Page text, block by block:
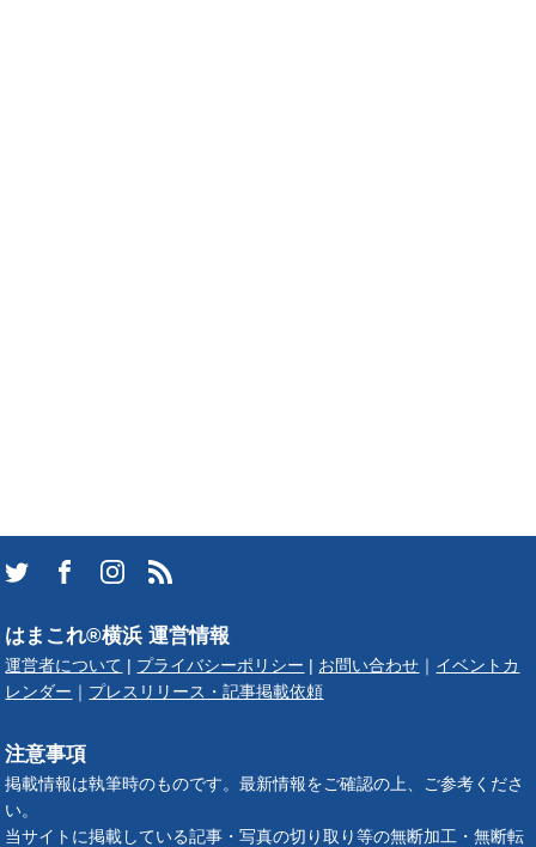
はまこれ®横浜 運営情報
運営者について プライバシーポリシー お問い合わせ
イベントカ
レンダー
プレスリリース・記事掲載依頼
注意事項
掲載情報は執筆時のものです。最新情報をご確認の上、ご参考くださ
い。
当サイトに掲載している記事・写真の切り取り等の無断加工・無断転